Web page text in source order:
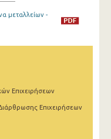
μεταλλείων -
Επιχειρήσεων
Επιχειρήσεων